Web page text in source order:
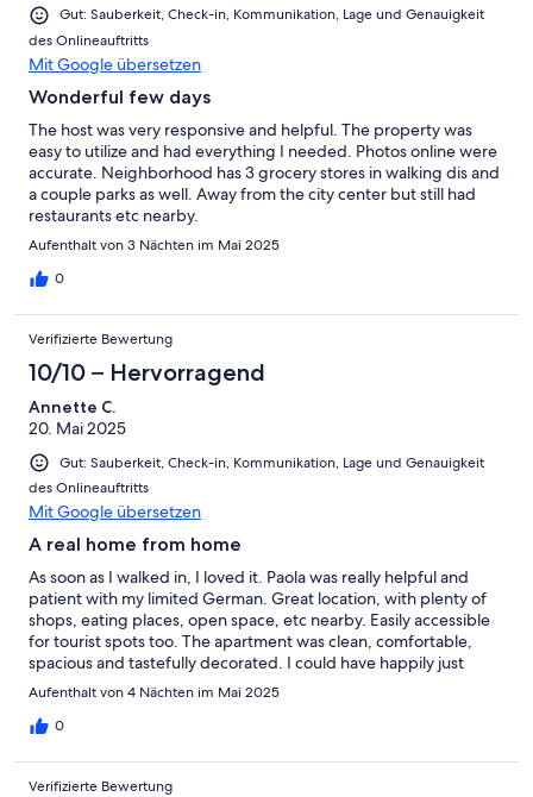
Gut: Sauberkeit, Check-in, Kommunikation, Lage und Genauigkeit
des Onlineauftritts
Mit Google übersetzen
Wonderful few days
The host was very responsive and helpful. The property was
easy to utilize and had everything I needed. Photos online were
accurate. Neighborhood has 3 grocery stores in walking dis and
a couple parks as well. Away from the city center but still had
restaurants etc nearby.
Aufenthalt von 3 Nächten im Mai 2025
0
Verifizierte Bewertung
10/10 – Hervorragend
Annette C.
20. Mai 2025
Gut: Sauberkeit, Check-in, Kommunikation, Lage und Genauigkeit
des Onlineauftritts
Mit Google übersetzen
A real home from home
As soon as I walked in, I loved it. Paola was really helpful and
patient with my limited German. Great location, with plenty of
shops, eating places, open space, etc nearby. Easily accessible
for tourist spots too. The apartment was clean, comfortable,
spacious and tastefully decorated. I could have happily just
moved in then and there!
Aufenthalt von 4 Nächten im Mai 2025
0
Verifizierte Bewertung